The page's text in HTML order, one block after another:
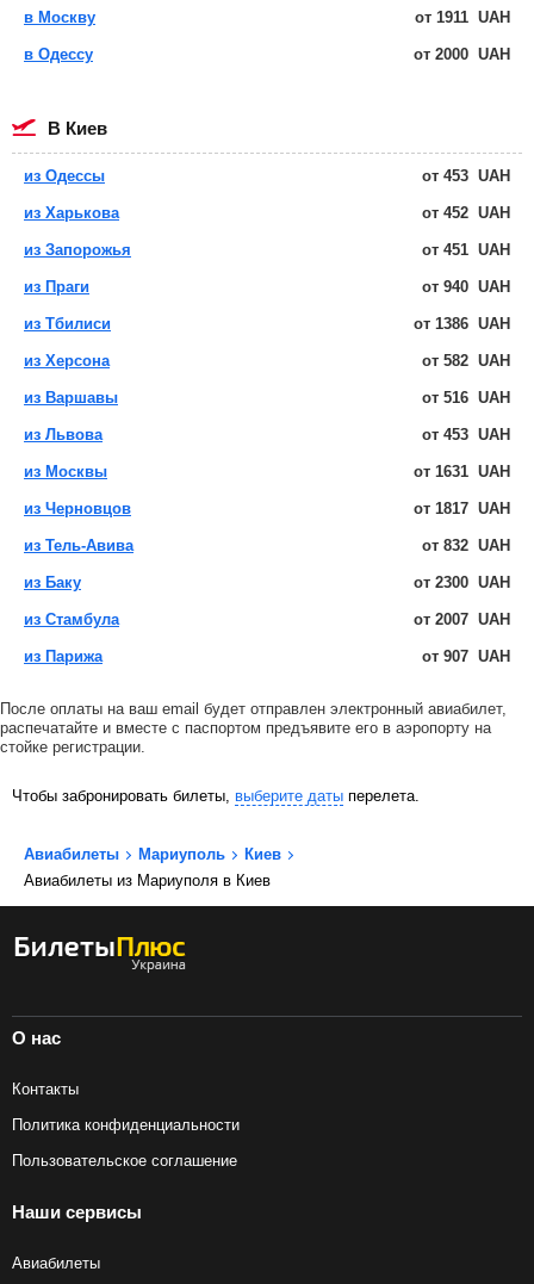
в Москву от 1911 UAH
в Одессу от 2000 UAH
в Киев
из Одессы от 453 UAH
из Харькова от 452 UAH
из Запорожья от 451 UAH
из Праги от 940 UAH
из Тбилиси от 1386 UAH
из Херсона от 582 UAH
из Варшавы от 516 UAH
из Львова от 453 UAH
из Москвы от 1631 UAH
из Черновцов от 1817 UAH
из Тель-Авива от 832 UAH
из Баку от 2300 UAH
из Стамбула от 2007 UAH
из Парижа от 907 UAH
После оплаты на ваш email будет отправлен электронный авиабилет,
распечатайте и вместе с паспортом предъявите его в аэропорту на
стойке регистрации.
Чтобы забронировать билеты, выберите даты перелета.
Авиабилеты Мариуполь
Киев
Авиабилеты из Мариуполя в Киев
О нас
Контакты
Политика конфиденциальности
Пользовательское соглашение
Наши сервисы
Авиабилеты